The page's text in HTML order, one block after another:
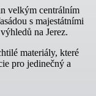
velkým centrálním
s majestátními
na Jerez.
materiály, které
pro jedinečný a